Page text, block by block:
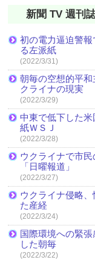
新聞 TV 週刊
初の電力逼迫警
る左派紙
(2022/3/31)
朝毎の空想的平
クライナの現実
(2022/3/29)
中東で低下した
紙ＷＳＪ
(2022/3/28)
ウクライナで市
「日曜報道」
(2022/3/27)
ウクライナ侵略
た産経
(2022/3/24)
国際環境への緊
した朝毎
(2022/3/22)